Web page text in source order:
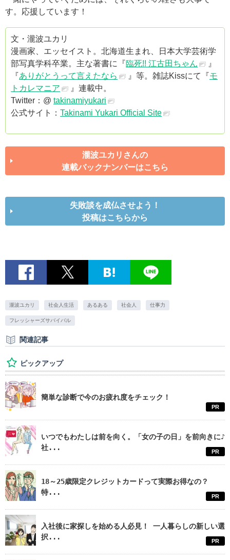
す。応援しています！
文・瀧波ユカリ
漫画家、エッセイスト。北海道生まれ、日本大学芸術学
部写真学科卒業。主な著書に『臨死!! 江古田ちゃん
』
『ありがとうって言えたなら 』等。雑誌Kissにて『モ
トカレマニア
』連載中。
Twitter：@ takinamiyukari
公式サイト： Takinami Yukari Official Site
瀧波ユカリさんの
連載バックナンバーはこちら
失敗談を成仏させよう！
投稿はこちらから
瀧波ユカリ 社会人生活 あるある 社会人 仕事力
フレッシャーズサバイバル
関連記事
ピックアップ
簡単な診断で今のお疲れ度をチェック！
PR
いつでもわたしは前を向く。「女の子の日」を前向きに♪
社...
PR
18～25歳限定クレジットカードって実際お得なの？
特...
PR
入社後に家探しを始める人必見！ 一人暮らしの新しい選
択...
PR